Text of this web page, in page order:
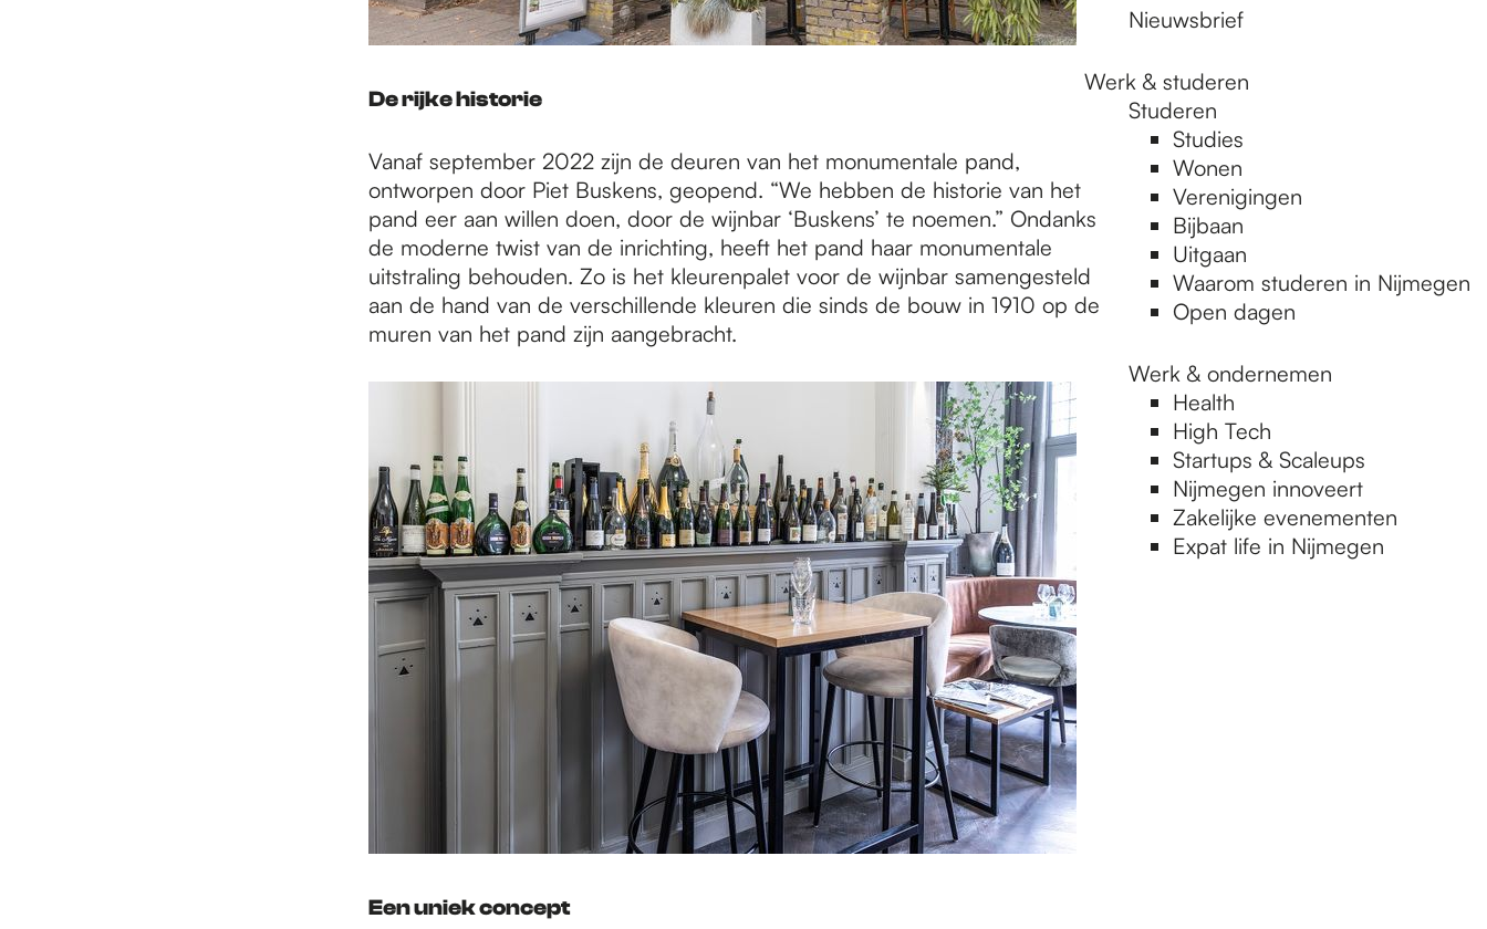
Nieuwsbrief
Werk & studeren
Studeren
Studies
Wonen
Verenigingen
Bijbaan
Uitgaan
Waarom studeren in Nijmegen
Open dagen
Werk & ondernemen
Health
High Tech
Startups & Scaleups
Nijmegen innoveert
Zakelijke evenementen
Expat life in Nijmegen
De rijke historie
Vanaf september 2022 zijn de deuren van het monumentale pand,
ontworpen door Piet Buskens, geopend. “We hebben de historie van het
pand eer aan willen doen, door de wijnbar ‘Buskens’ te noemen.” Ondanks
de moderne twist van de inrichting, heeft het pand haar monumentale
uitstraling behouden. Zo is het kleurenpalet voor de wijnbar samengesteld
aan de hand van de verschillende kleuren die sinds de bouw in 1910 op de
muren van het pand zijn aangebracht.
Een uniek concept